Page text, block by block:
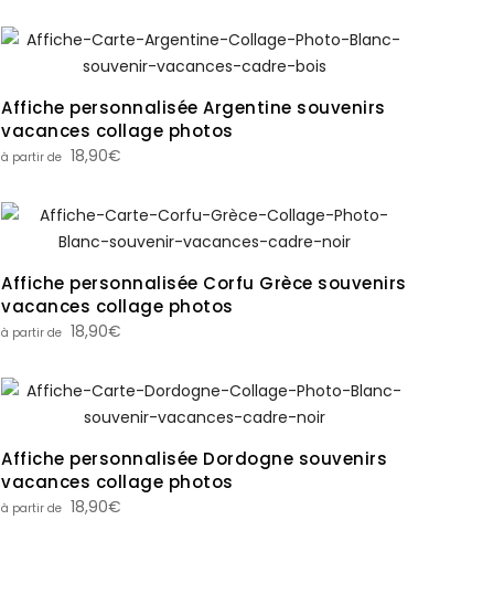
Affiche personnalisée Argentine souvenirs
vacances collage photos
18,90€
Affiche personnalisée Corfu Grèce souvenirs
vacances collage photos
18,90€
Affiche personnalisée Dordogne souvenirs
vacances collage photos
18,90€